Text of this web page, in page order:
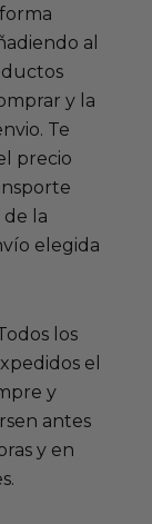
al
y la
Te
precio
la
elegida
los
el
y
antes
y en